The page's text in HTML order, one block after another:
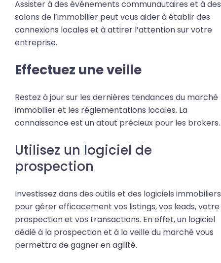
Assister à des événements communautaires et à des
salons de l’immobilier peut vous aider à établir des
connexions locales et à attirer l’attention sur votre
entreprise.
Effectuez une veille
Restez à jour sur les dernières tendances du marché
immobilier et les réglementations locales. La
connaissance est un atout précieux pour les brokers.
Utilisez un logiciel de
prospection
Investissez dans des outils et des logiciels immobiliers
pour gérer efficacement vos listings, vos leads, votre
prospection et vos transactions. En effet, un logiciel
dédié à la prospection et à la veille du marché vous
permettra de gagner en agilité.